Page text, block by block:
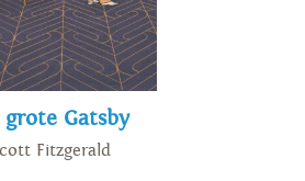
grote Gatsby
Fitzgerald